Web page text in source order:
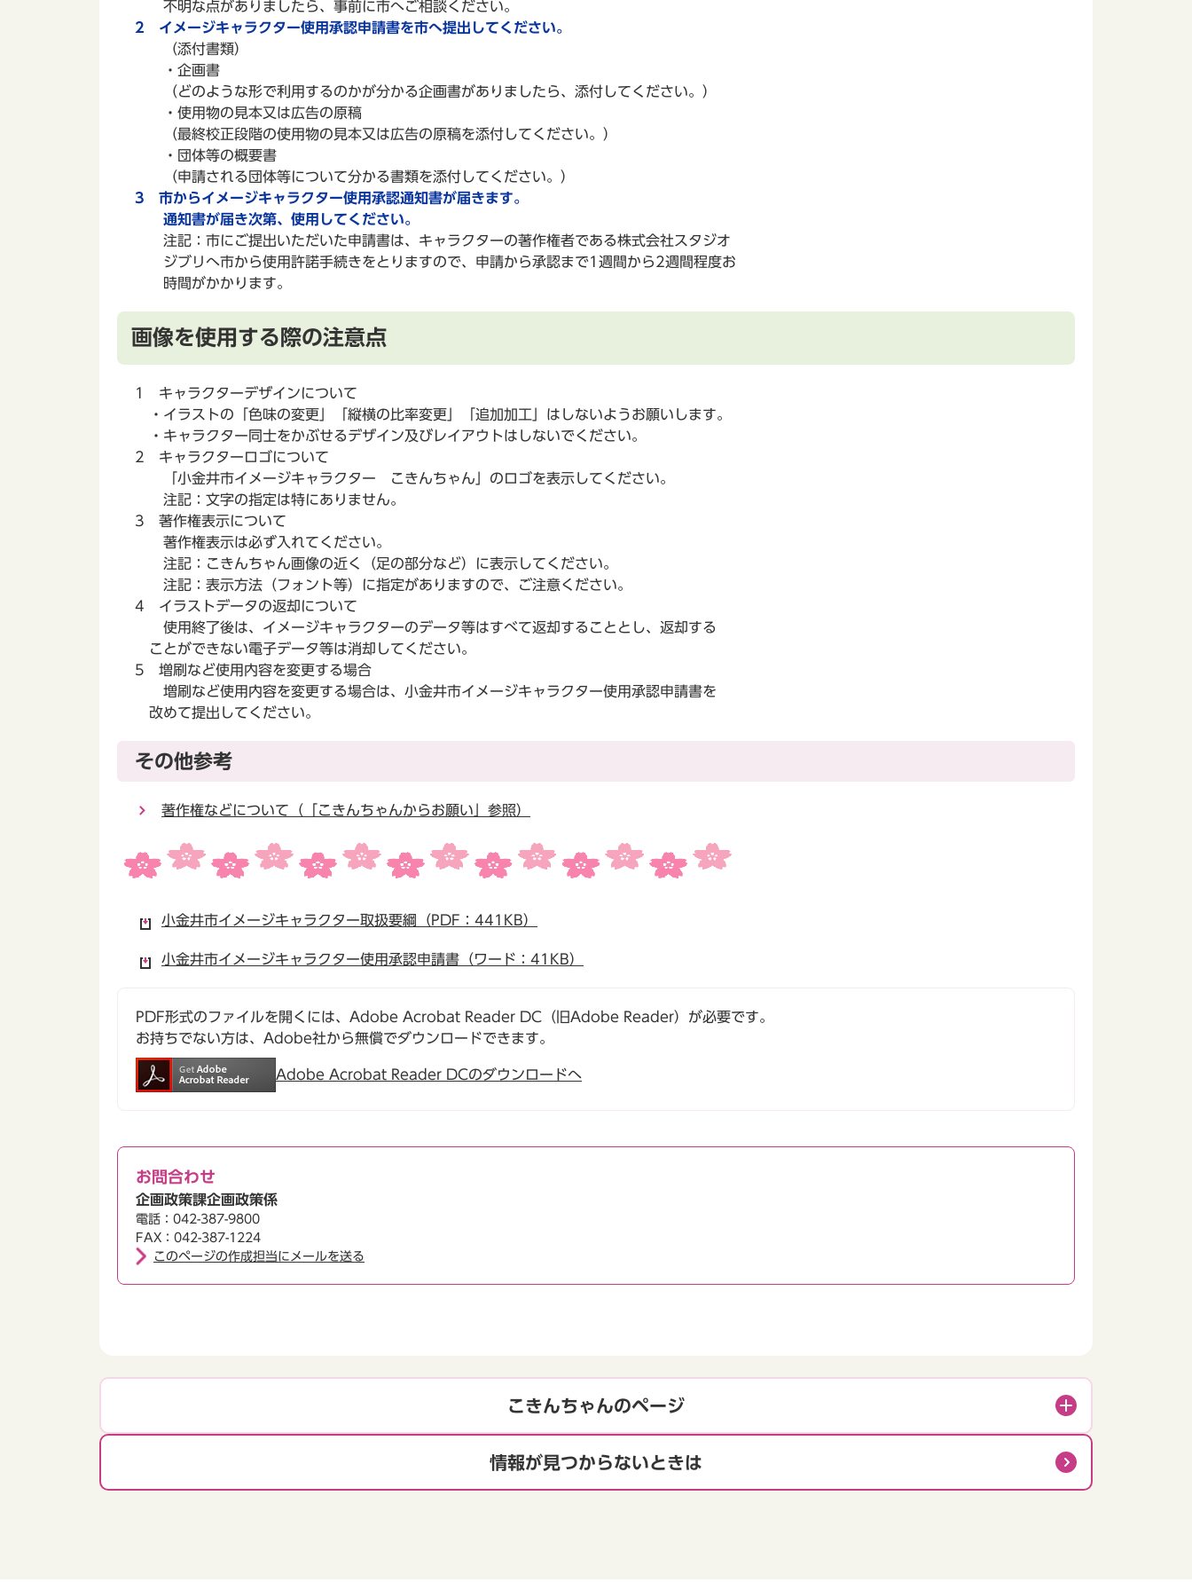
不明な点がありましたら、事前に市へご相談ください。
2 イメージキャラクター使用承認申請書を市へ提出してください。
（添付書類）
・企画書
（どのような形で利用するのかが分かる企画書がありましたら、添付してください。）
・使用物の見本又は広告の原稿
（最終校正段階の使用物の見本又は広告の原稿を添付してください。）
・団体等の概要書
（申請される団体等について分かる書類を添付してください。）
3 市からイメージキャラクター使用承認通知書が届きます。
通知書が届き次第、使用してください。
注記：市にご提出いただいた申請書は、キャラクターの著作権者である株式会社スタジオ
ジブリへ市から使用許諾手続きをとりますので、申請から承認まで1週間から2週間程度お
時間がかかります。
画像を使用する際の注意点
1 キャラクターデザインについて
・イラストの「色味の変更」「縦横の比率変更」「追加加工」はしないようお願いします。
・キャラクター同士をかぶせるデザイン及びレイアウトはしないでください。
2 キャラクターロゴについて
「小金井市イメージキャラクター こきんちゃん」のロゴを表示してください。
注記：文字の指定は特にありません。
3 著作権表示について
著作権表示は必ず入れてください。
注記：こきんちゃん画像の近く（足の部分など）に表示してください。
注記：表示方法（フォント等）に指定がありますので、ご注意ください。
4 イラストデータの返却について
使用終了後は、イメージキャラクターのデータ等はすべて返却することとし、返却する
ことができない電子データ等は消却してください。
5 増刷など使用内容を変更する場合
増刷など使用内容を変更する場合は、小金井市イメージキャラクター使用承認申請書を
改めて提出してください。
その他参考
著作権などについて（「こきんちゃんからお願い」参照）
小金井市イメージキャラクター取扱要綱（PDF：441KB）
小金井市イメージキャラクター使用承認申請書（ワード：41KB）
PDF形式のファイルを開くには、Adobe Acrobat Reader DC（旧Adobe Reader）が必要です。
お持ちでない方は、Adobe社から無償でダウンロードできます。
Adobe Acrobat Reader DCのダウンロードへ
お問合わせ
企画政策課企画政策係
電話：042-387-9800
FAX：042-387-1224
このページの作成担当にメールを送る
こきんちゃんのページ
情報が見つからないときは